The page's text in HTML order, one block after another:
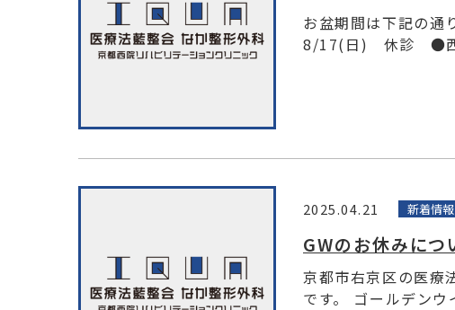
お盆期間は下記の
8/17(日) 休診 ●
2025.04.21 新着情報
GWのお休みにつ
京都市右京区の医療
です。 ゴールデンウ